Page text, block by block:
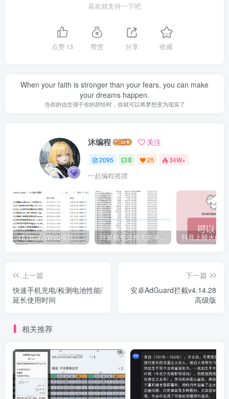
喜欢就支持一下吧
点赞13 赞赏 分享 收藏
When your faith is stronger than your fears, you can make
your dreams happen.
当你的信念强于你的胆怯时，你就可以将梦想变为现实了
沐编程 关注
2095 0 25 34W+
一起编程摇摆
161套javaWeb项目源码免费分享 计算机专业相关的毕业设计论文合集免费下载
上一篇
快速手机充电/检测电池性能/
延长使用时间
下一篇
安卓AdGuard拦截v4.14.28
高级版
相关推荐